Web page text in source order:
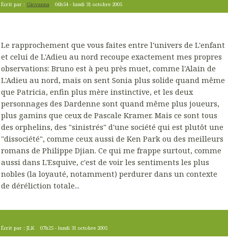
Écrit par : Giovanna 06h54 -lundi 31 octobre 2005
Le rapprochement que vous faites entre l'univers de L'enfant
et celui de L'Adieu au nord recoupe exactement mes propres
observations: Bruno est à peu près muet, comme l'Alain de
L'Adieu au nord, mais on sent Sonia plus solide quand même
que Patricia, enfin plus mère instinctive, et les deux
personnages des Dardenne sont quand même plus joueurs,
plus gamins que ceux de Pascale Kramer. Mais ce sont tous
des orphelins, des "sinistrés" d'une société qui est plutôt une
"dissociété", comme ceux aussi de Ken Park ou des meilleurs
romans de Philippe Djian. Ce qui me frappe surtout, comme
aussi dans L'Esquive, c'est de voir les sentiments les plus
nobles (la loyauté, notamment) perdurer dans un contexte
de déréliction totale...
Écrit par : JLK 07h25 -lundi 31 octobre 2005